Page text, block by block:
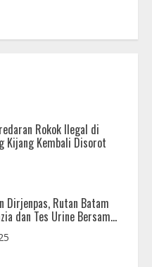
Rokok Ilegal di
Kijang Kembali Disorot
Dirjenpas, Rutan Batam
dan Tes Urine Bersama